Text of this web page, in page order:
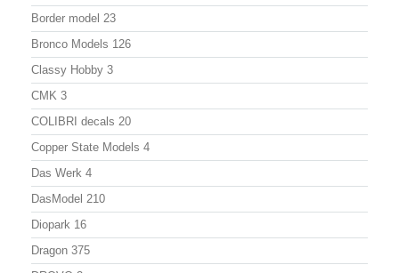
Border model 23
Bronco Models 126
Classy Hobby 3
CMK 3
COLIBRI decals 20
Copper State Models 4
Das Werk 4
DasModel 210
Diopark 16
Dragon 375